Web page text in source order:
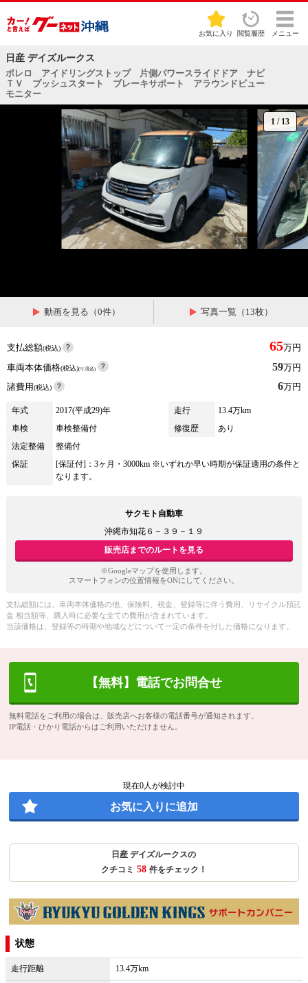
お気に入り 閲覧履歴 メニュー
日産 デイズルークス
ボレロ アイドリングストップ 片側パワースライドドア ナビ
ＴＶ プッシュスタート ブレーキサポート アラウンドビュー
モニター
1 / 13
動画を見る（0件） 写真一覧（13枚）
支払総額(税込) 65万円
車両本体価格(税込)(リ済込) 59万円
諸費用(税込) 6万円
年式 2017(平成29)年 走行
13.4万km
車検
車検整備付 修復歴
あり
法定整備
整備付
保証
[保証付]：3ヶ月・3000km ※いずれか早い時期が保証適用の条件と
なります。
サクモト自動車
沖縄市知花６－３９－１９
販売店までのルートを見る
※Googleマップを使用します。
スマートフォンの位置情報をONにしてください。
支払総額には、車両本体価格の他、保険料、税金、登録等に伴う費用、リサイクル預託
金 相当額等、購入時に必要な全ての費用が含まれています。
当該価格は、登録等の時期や地域などについて一定の条件を付した価格になります。
【無料】電話でお問合せ
無料電話をご利用の場合は、販売店へお客様の電話番号が通知されます。
IP電話・ひかり電話からはご利用いただけません。
現在0人が検討中
お気に入りに追加
日産 デイズルークスの
クチコミ 58 件をチェック！
状態
走行距離 13.4万km